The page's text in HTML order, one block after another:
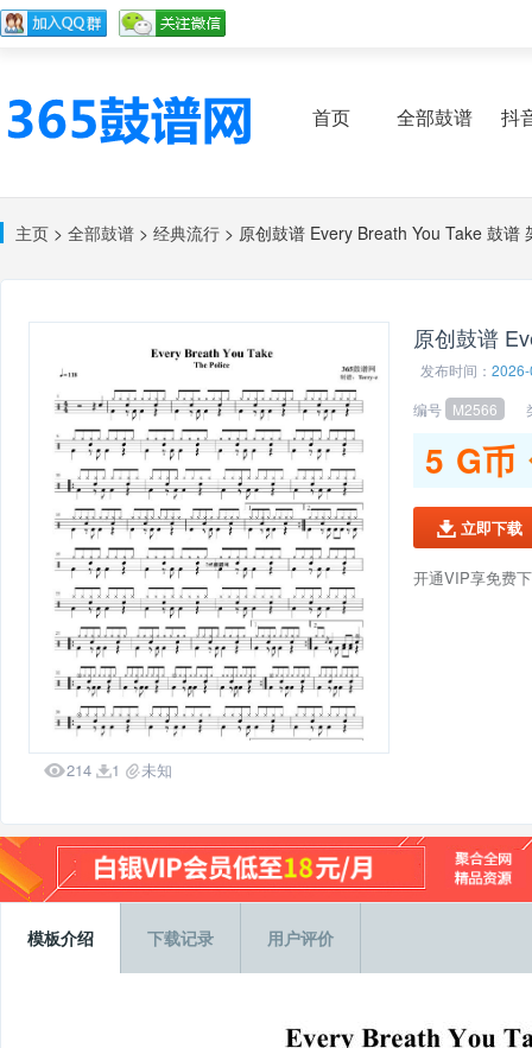
首页 全部鼓谱 抖
主页 > 全部鼓谱 > 经典流行 > 原创鼓谱 Every Breath You Take 鼓谱
214  1 未知
原创鼓谱
发布时间：
编号 M2566
5 G币
 立即下载
开通VIP享免费
模板介绍 下载记录 用户评价